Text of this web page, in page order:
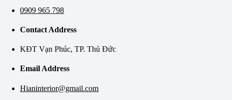
0909 965 798
Contact Address
KĐT Vạn Phúc, TP. Thủ Đức
Email Address
Hianinterior@gmail.com